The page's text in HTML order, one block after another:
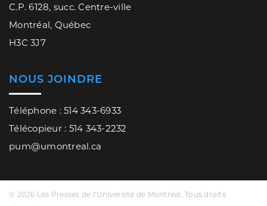
C.P. 6128, succ. Centre-ville
Montréal, Québec
H3C 3J7
NOUS JOINDRE
Téléphone : 514 343-6933
Télécopieur : 514 343-2232
pum@umontreal.ca
© 2026 Les Presses de l’Université de Montréal. Tous droits